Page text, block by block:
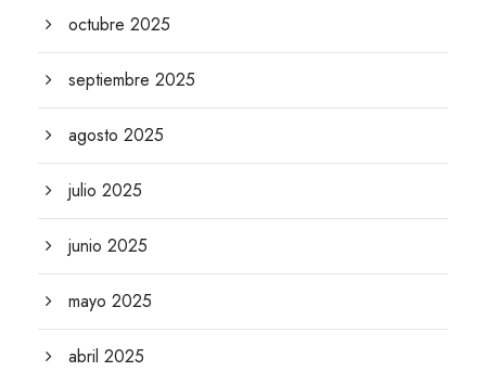
octubre 2025
septiembre 2025
agosto 2025
julio 2025
junio 2025
mayo 2025
abril 2025